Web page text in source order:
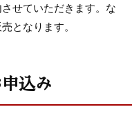
せていただきます。な
となります。
込み